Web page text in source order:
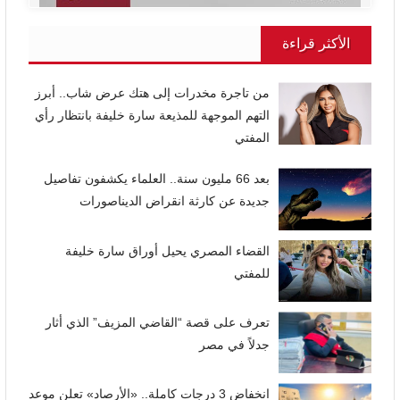
الأكثر قراءة
من تاجرة مخدرات إلى هتك عرض شاب.. أبرز
التهم الموجهة للمذيعة سارة خليفة بانتظار رأي
المفتي
بعد 66 مليون سنة.. العلماء يكشفون تفاصيل
جديدة عن كارثة انقراض الديناصورات
القضاء المصري يحيل أوراق سارة خليفة
للمفتي
تعرف على قصة “القاضي المزيف” الذي أثار
جدلاً في مصر
انخفاض 3 درجات كاملة.. «الأرصاد» تعلن موعد